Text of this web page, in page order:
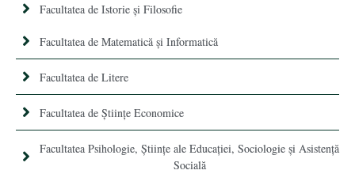
Facultatea de Istorie şi Filosofie
Facultatea de Matematică şi Informatică
Facultatea de Litere
Facultatea de Științe Economice
Facultatea Psihologie, Ştiinţe ale Educaţiei, Sociologie și Asistență
Socială